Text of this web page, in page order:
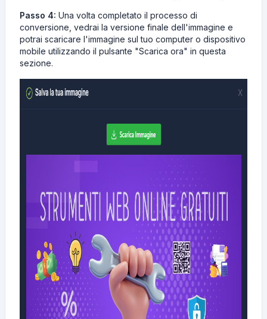
Passo 4: Una volta completato il processo di
conversione, vedrai la versione finale dell'immagine e
potrai scaricare l'immagine sul tuo computer o dispositivo
mobile utilizzando il pulsante "Scarica ora" in questa
sezione.